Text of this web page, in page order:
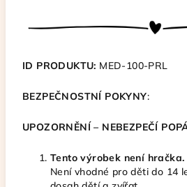
ID PRODUKTU: MED-100-PRL
BEZPEČNOSTNÍ POKYNY:
UPOZORNĚNÍ – NEBEZPEČÍ
Tento výrobek není hračka.
Není vhodné pro děti do 14